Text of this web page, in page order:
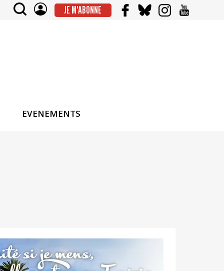
JE M'ABONNE
EVENEMENTS